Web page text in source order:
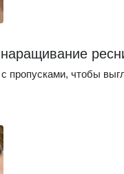
пропусками, чтобы